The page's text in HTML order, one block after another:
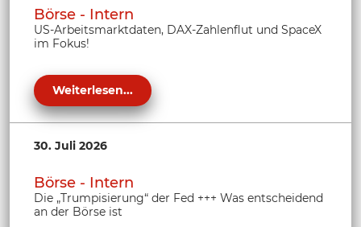
Börse - Intern
US-Arbeitsmarktdaten, DAX-Zahlenflut und SpaceX
im Fokus!
Weiterlesen...
30. Juli 2026
Börse - Intern
Die „Trumpisierung“ der Fed +++ Was entscheidend
an der Börse ist